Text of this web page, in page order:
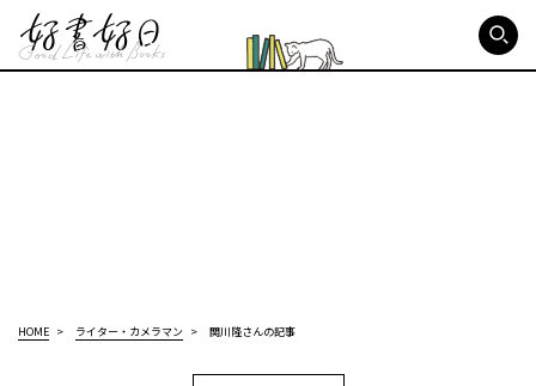
HOME ライター・カメラマン 関川隆さんの記事